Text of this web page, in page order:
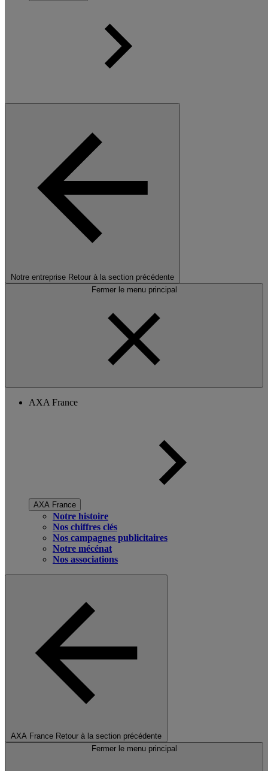
Notre entreprise Retour à la section précédente
Fermer le menu principal
AXA France
AXA France
Notre histoire
Nos chiffres clés
Nos campagnes publicitaires
Notre mécénat
Nos associations
AXA France Retour à la section précédente
Fermer le menu principal